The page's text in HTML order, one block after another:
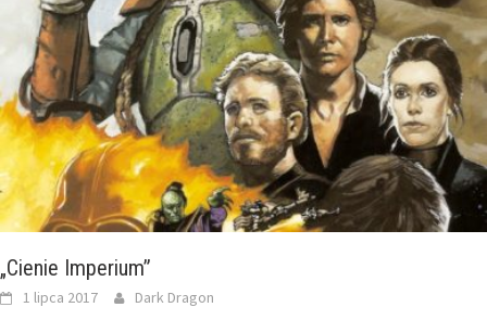
„Cienie Imperium”
1 lipca 2017 Dark Dragon